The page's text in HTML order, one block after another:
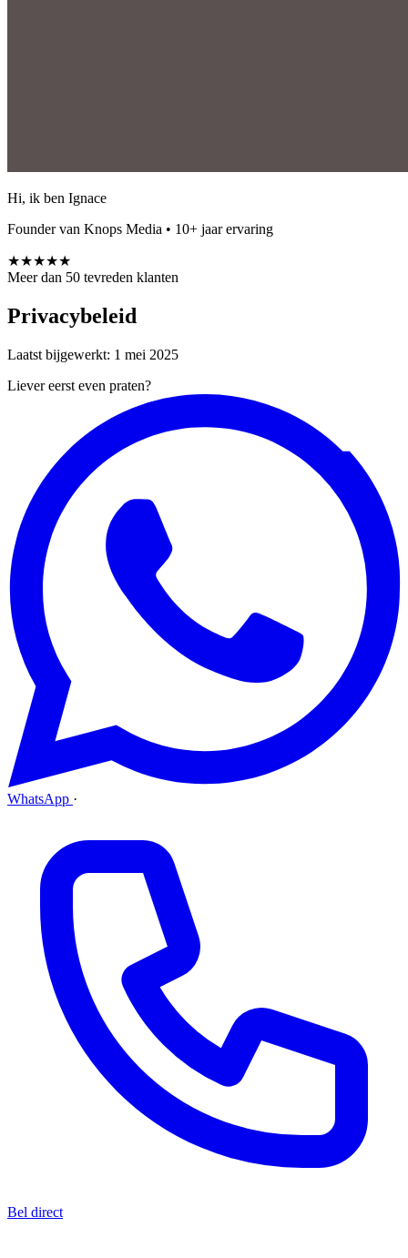
Hi, ik ben Ignace
Founder van Knops Media • 10+ jaar ervaring
★★★★★
Meer dan 50 tevreden klanten
Privacybeleid
Laatst bijgewerkt: 1 mei 2025
Liever eerst even praten?
WhatsApp ·
Bel direct